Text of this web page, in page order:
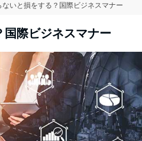
ないと損をする？国際ビジネスマナー
際ビジネスマナー